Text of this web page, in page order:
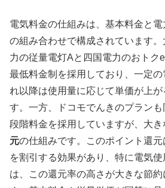
電気料金の仕組みは、基本料金と電
の組み合わせで構成されています
力の従量電灯Aと四国電力のおトク
最低料金制を採用しており、一定
れ以降は使用量に応じて単価が上
す。一方、ドコモでんきのプラン
段階料金を採用していますが、大き
元の仕組みです。このポイント還
を割引する効果があり、特に電気
は、この還元率の高さが大きな節